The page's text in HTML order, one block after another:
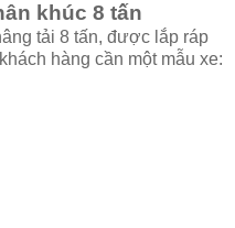
khúc 8 tấn
tải 8 tấn, được lắp ráp
hàng cần một mẫu xe: